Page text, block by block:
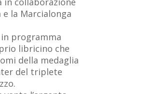
la Marcialonga
programma
libricino che
della medaglia
del triplete